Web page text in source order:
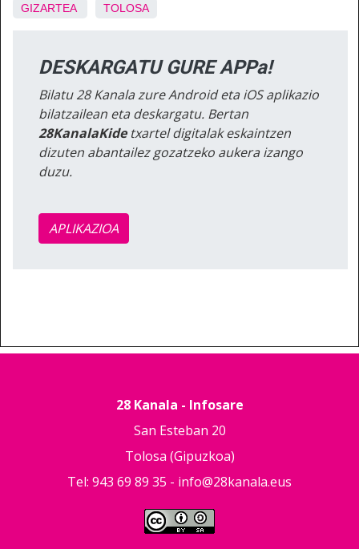
GIZARTEA TOLOSA
DESKARGATU GURE APPa!
Bilatu 28 Kanala zure Android eta iOS aplikazio
bilatzailean eta deskargatu. Bertan
28KanalaKidetxartel digitalak eskaintzen
dizuten abantailez gozatzeko aukera izango
duzu.
APLIKAZIOA
28 Kanala - Infosare
San Esteban 20
Tolosa (Gipuzkoa)
Tel: 943 69 89 35 - info@28kanala.eus